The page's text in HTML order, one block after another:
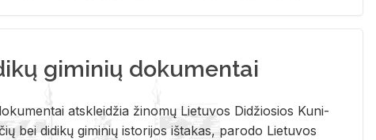
giminių dokumentai
at­sklei­džia ži­no­mų Lie­tu­vos Di­džio­sios Ku­ni­
bei di­di­kų gi­mi­nių is­to­ri­jos iš­ta­kas, pa­ro­do Lie­tu­vos